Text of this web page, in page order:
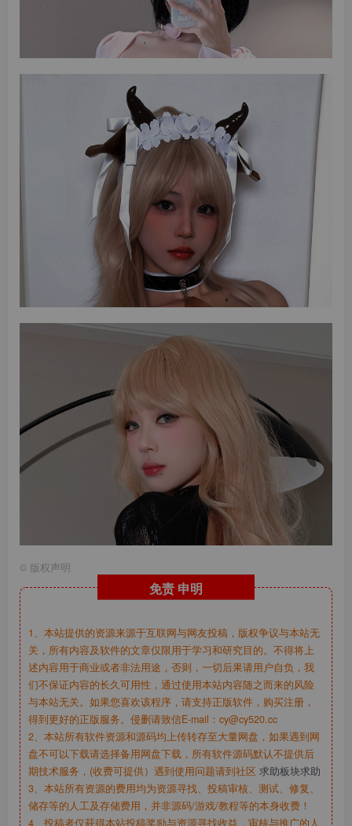
© 版权声明
免责 申明
1、本站提供的资源来源于互联网与网友投稿，版权争议与本站无
关，所有内容及软件的文章仅限用于学习和研究目的。不得将上
述内容用于商业或者非法用途，否则，一切后果请用户自负，我
们不保证内容的长久可用性，通过使用本站内容随之而来的风险
与本站无关。如果您喜欢该程序，请支持正版软件，购买注册，
得到更好的正版服务。侵删请致信E-mail：cy@cy520.cc
2、本站所有软件资源和源码均上传转存至大量网盘，如果遇到网
盘不可以下载请选择备用网盘下载，所有软件源码默认不提供后
期技术服务，(收费可提供）遇到使用问题请到社区 求助板块求助
3、本站所有资源的费用均为资源寻找、投稿审核、测试、修复、
储存等的人工及存储费用，并非源码/游戏/教程等的本身收费！
4、投稿者仅获得本站投稿奖励与资源寻找收益，审核与推广的人